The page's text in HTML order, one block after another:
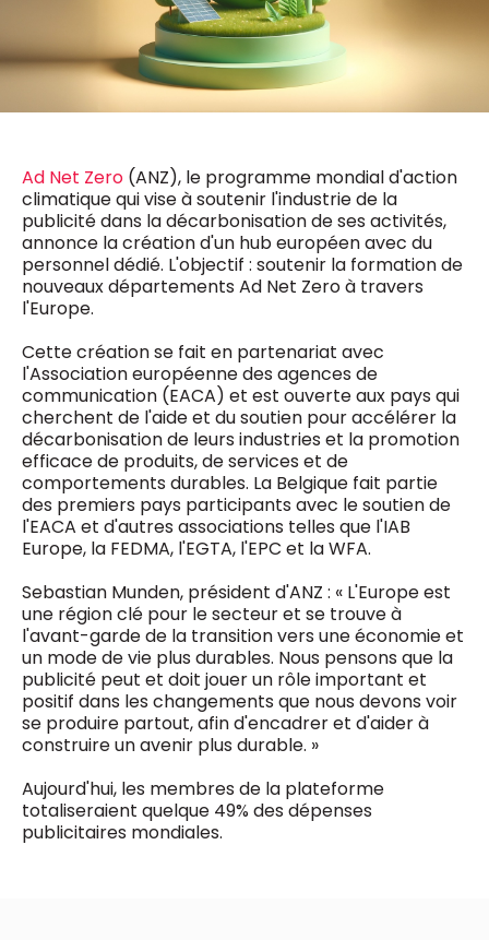
Ad Net Zero (ANZ), le programme mondial d'action
climatique qui vise à soutenir l'industrie de la
publicité dans la décarbonisation de ses activités,
annonce la création d'un hub européen avec du
personnel dédié. L'objectif : soutenir la formation de
nouveaux départements Ad Net Zero à travers
l'Europe.
Cette création se fait en partenariat avec
l'Association européenne des agences de
communication (EACA) et est ouverte aux pays qui
cherchent de l'aide et du soutien pour accélérer la
décarbonisation de leurs industries et la promotion
efficace de produits, de services et de
comportements durables. La Belgique fait partie
des premiers pays participants avec le soutien de
l'EACA et d'autres associations telles que l'IAB
Europe, la FEDMA, l'EGTA, l'EPC et la WFA.
Sebastian Munden, président d'ANZ : « L'Europe est
une région clé pour le secteur et se trouve à
l'avant-garde de la transition vers une économie et
un mode de vie plus durables. Nous pensons que la
publicité peut et doit jouer un rôle important et
positif dans les changements que nous devons voir
se produire partout, afin d'encadrer et d'aider à
construire un avenir plus durable. »
Aujourd'hui, les membres de la plateforme
totaliseraient quelque 49% des dépenses
publicitaires mondiales.
f.bouchar@mm.be
Chief Editor
Griet Byl
Chief Editor
Damien Lemaire
0477 37 31 65
d.lemaire@mm.be
VALIDER
NOTRE CONTENU DIGITAL :
access
5 x week
MM e - News
1 x week
MM Brunch
1 x week
MM Tech
10 x year
MM Best of
Research
10 x year
(digital)
Des questions ?